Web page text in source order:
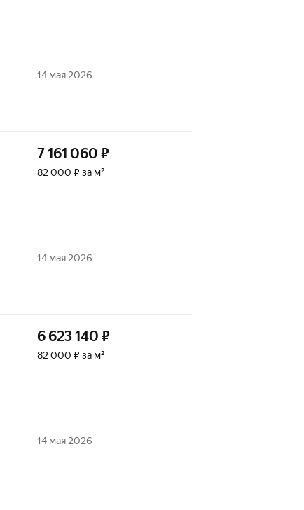
14 мая 2026
7 161 060 ₽
82 000 ₽ за м²
14 мая 2026
6 623 140 ₽
82 000 ₽ за м²
14 мая 2026